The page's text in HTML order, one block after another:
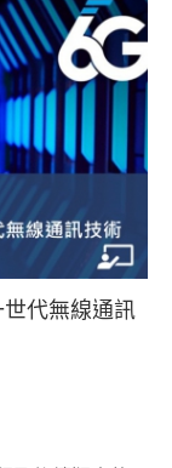
代無線通訊